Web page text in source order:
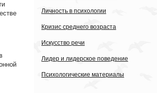
Личность в психологии
Кризис среднего возраста
Искусство речи
Лидер и лидерское поведение
Психологические материалы